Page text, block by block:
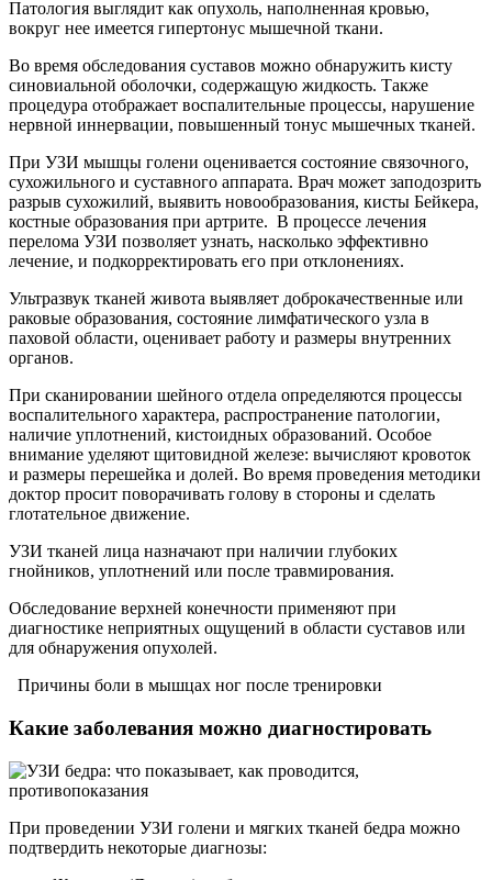
Патология выглядит как опухоль, наполненная кровью,
вокруг нее имеется гипертонус мышечной ткани.
Во время обследования суставов можно обнаружить кисту
синовиальной оболочки, содержащую жидкость. Также
процедура отображает воспалительные процессы, нарушение
нервной иннервации, повышенный тонус мышечных тканей.
При УЗИ мышцы голени оценивается состояние связочного,
сухожильного и суставного аппарата. Врач может заподозрить
разрыв сухожилий, выявить новообразования, кисты Бейкера,
костные образования при артрите. В процессе лечения
перелома УЗИ позволяет узнать, насколько эффективно
лечение, и подкорректировать его при отклонениях.
Ультразвук тканей живота выявляет доброкачественные или
раковые образования, состояние лимфатического узла в
паховой области, оценивает работу и размеры внутренних
органов.
При сканировании шейного отдела определяются процессы
воспалительного характера, распространение патологии,
наличие уплотнений, кистоидных образований. Особое
внимание уделяют щитовидной железе: вычисляют кровоток
и размеры перешейка и долей. Во время проведения методики
доктор просит поворачивать голову в стороны и сделать
глотательное движение.
УЗИ тканей лица назначают при наличии глубоких
гнойников, уплотнений или после травмирования.
Обследование верхней конечности применяют при
диагностике неприятных ощущений в области суставов или
для обнаружения опухолей.
Причины боли в мышцах ног после тренировки
Какие заболевания можно диагностировать
При проведении УЗИ голени и мягких тканей бедра можно
подтвердить некоторые диагнозы: